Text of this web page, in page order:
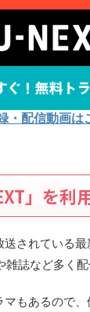
・配信動画は
」を利
されている
誌など多く配
もあるので